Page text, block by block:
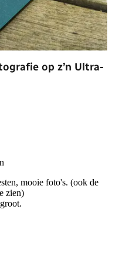
op z’n Ultra-